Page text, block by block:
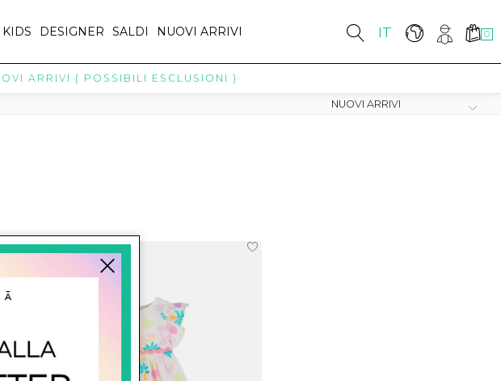
IT 0
DESIGNER SALDI NUOVI ARRIVI
ARRIVI ( POSSIBILI ESCLUSIONI )